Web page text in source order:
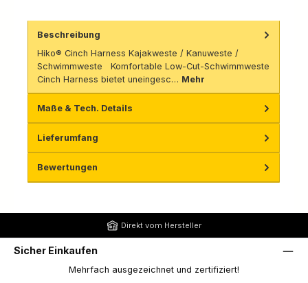
Beschreibung
Hiko® Cinch Harness Kajakweste / Kanuweste /
Schwimmweste Komfortable Low-Cut-Schwimmweste
Cinch Harness bietet uneingesc… Mehr
Maße & Tech. Details
Lieferumfang
Bewertungen
Direkt vom Hersteller
Sicher Einkaufen
Mehrfach ausgezeichnet und zertifiziert!